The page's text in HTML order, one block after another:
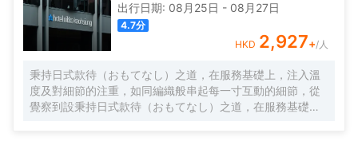
出行日期: 08月25日 - 08月27日
4.7分
HKD 2,927+/人
秉持日式款待（おもてなし）之道，在服務基礎上，注入溫
度及對細節的注重，如同編織般串起每一寸互動的細節，從
覺察到設秉持日式款待（おもてなし）之道，在服務基礎